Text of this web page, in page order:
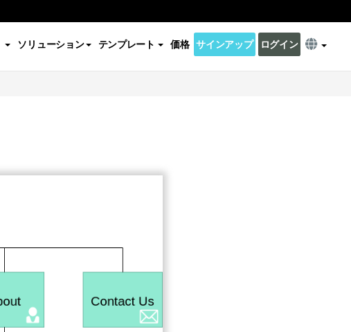
ソリューション テンプレート 価格 サインアップ ログイン